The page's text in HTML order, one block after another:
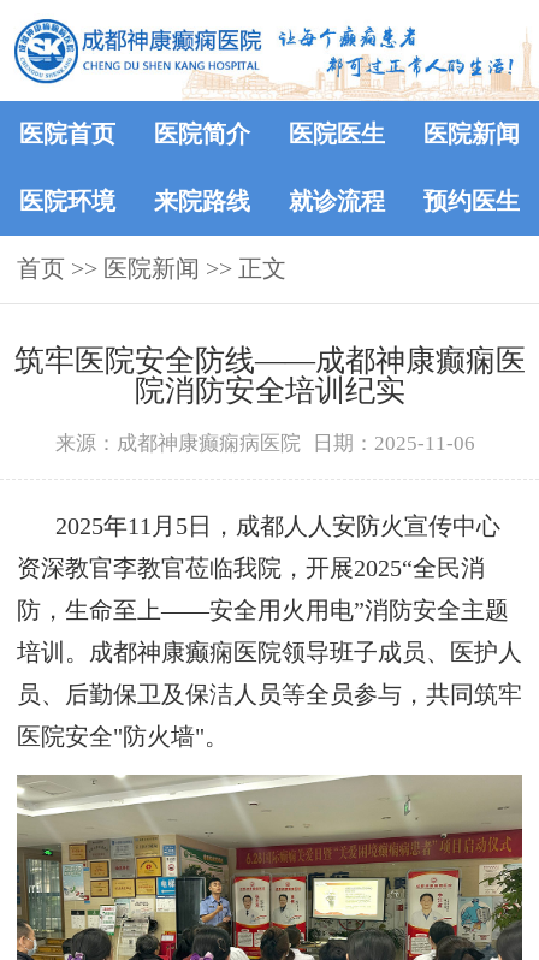
医院首页 医院简介 医院医生 医院新闻
医院环境 来院路线 就诊流程 预约医生
首页 >> 医院新闻 >> 正文
筑牢医院安全防线——成都神康癫痫医
院消防安全培训纪实
来源：成都神康癫痫病医院 日期：2025-11-06
2025年11月5日，成都人人安防火宣传中心
资深教官李教官莅临我院，开展2025“全民消
防，生命至上——安全用火用电”消防安全主题
培训。 成都神康癫痫医院领导班子成员、医护人
员、后勤保卫及保洁人员等全员参与，共同筑牢
医院安全"防火墙"。